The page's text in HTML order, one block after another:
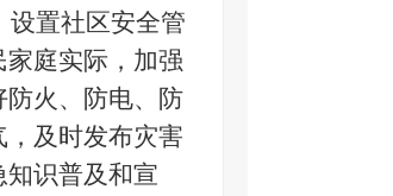
设置社区安全管
庭实际，加强
防火、防电、防
及时发布灾害
识普及和宣